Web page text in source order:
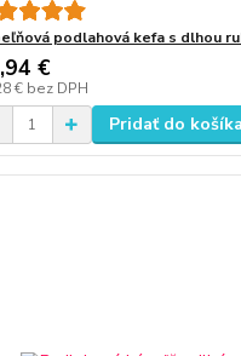
podlahová kefa s dlhou
€
€ bez DPH
Pridať do košíka